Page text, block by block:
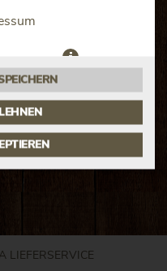
LIEFERSERVICE